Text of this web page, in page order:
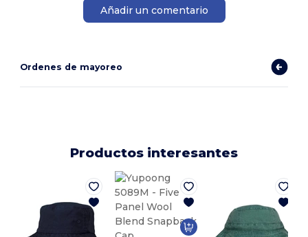
Añadir un comentario
Ordenes de mayoreo
Productos interesantes